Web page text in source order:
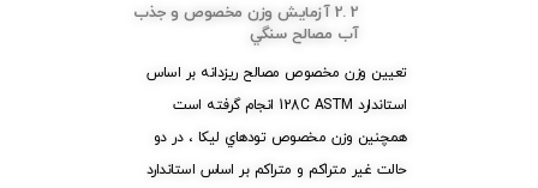
2 .2 آزمايش وزن مخصوص و جذب
آب مصالح سنگي
تعيین وزن مخصوص مصالح ريزدانه بر اساس
استاندارد 128C ASTM انجام گرفته است
همچنين وزن مخصوص تودهاي ليكا ، در دو
حالت غير متراكم و متراكم بر اساس استاندارد